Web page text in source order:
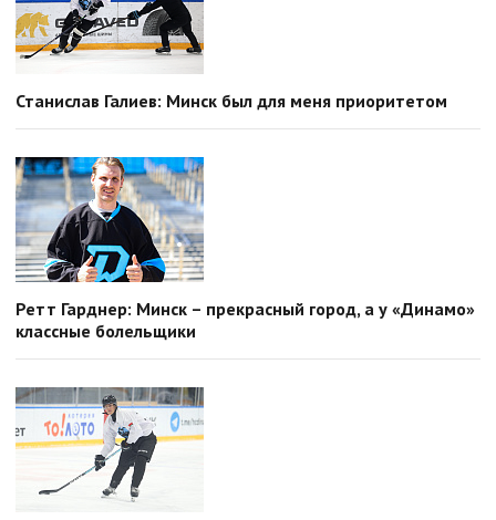
Станислав Галиев: Минск был для меня приоритетом
Ретт Гарднер: Минск – прекрасный город, а у «Динамо»
классные болельщики